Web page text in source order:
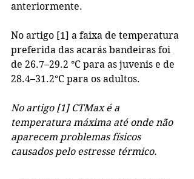
anteriormente.
No artigo [1] a faixa de temperatura
preferida das acarás bandeiras foi
de 26.7–29.2 °C para as juvenis e de
28.4–31.2°C para os adultos.
No artigo [1] CTMax é a
temperatura máxima até onde não
aparecem problemas físicos
causados pelo estresse térmico.